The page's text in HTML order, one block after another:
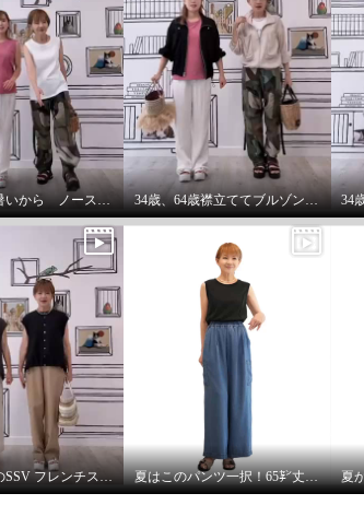
タイル 綿１００％
エアリー感溢れる
ルゾン
７号
36歳、64歳暑いから ノースリーブ必須‼️暑いから腕は出す‼️ 34歳、64歳襟立ててブルゾンを着る えっ？襟立てない？
36歳、64歳のSSV フレンチスリーブシャツはジレにもなります。 夏はこのパンツ一択！65㌢丈 インディゴデニムかっこいいら🤭